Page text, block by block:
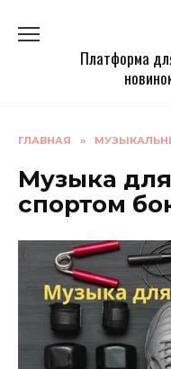
содержаниюПлатформа
ГЛАВНАЯ »
Музыка
спортом